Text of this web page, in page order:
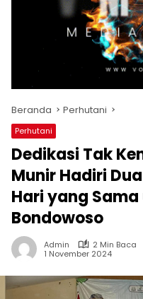
Beranda Perhutani
Perhutani
Dedikasi Tak
Munir Hadiri
Hari yang Sama
Bondowoso
Admin
2 Min Baca
1 November 2024